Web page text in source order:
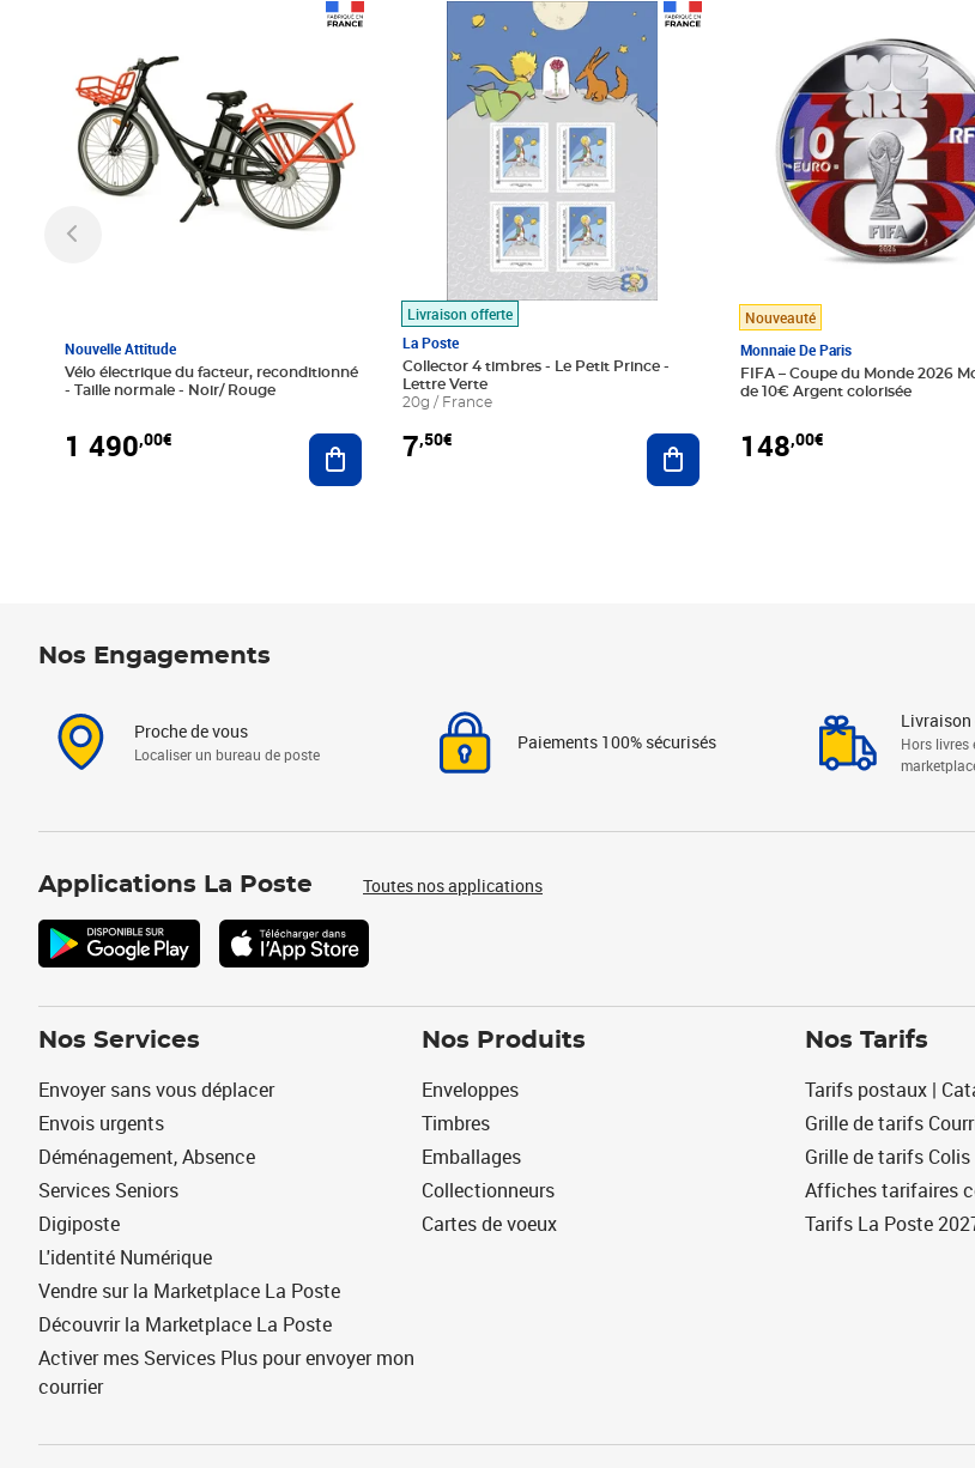
Nouvelle Attitude
Vélo électrique du facteur, reconditionné
- Taille normale - Noir/ Rouge
1 490,00€ Ajouter au panier
Livraison offerte
La Poste
Collector 4 timbres - Le Petit Prince -
Lettre Verte
20g / France
7,50€
Prix 7,50€
Ajouter au panier
Nouveauté
Monnaie De Paris
FIFA – Coupe du Monde 2026
de 10€ Argent colorisée
148,00€
Nos Engagements
Proche de vous
Localiser un bureau de poste
Paiements 100% sécurisés
Livraison
Hors livres
Applications La Poste Toutes nos applications
Nos Services
Envoyer sans vous déplacer
Envois urgents
Déménagement, Absence
Services Seniors
Digiposte
L'identité Numérique
Vendre sur la Marketplace La Poste
Découvrir la Marketplace La Poste
Activer mes Services Plus pour envoyer mon
courrier
Nos Produits
Enveloppes
Timbres
Emballages
Collectionneurs
Cartes de voeux
Nos Tarifs
Tarifs postaux |
Grille de tarifs
Grille de tarifs Colis
Affiches tarifaires
Tarifs La Poste